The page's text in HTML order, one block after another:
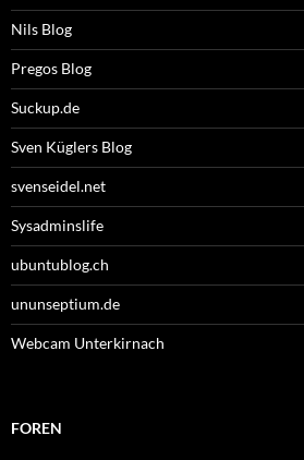
Nils Blog
Pregos Blog
Suckup.de
Sven Küglers Blog
svenseidel.net
Sysadminslife
ubuntublog.ch
ununseptium.de
Webcam Unterkirnach
FOREN